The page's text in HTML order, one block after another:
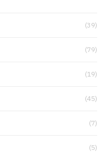
(39)
(79)
(19)
(45)
(7)
(5)